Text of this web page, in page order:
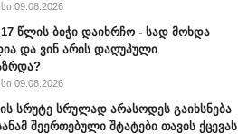
09.08.2026
17 წლის ბიჭი დაიხრჩო - სად მოხდა
და ვინ არის დაღუპული
09.08.2026
სრუტე სრულად არასოდეს გაიხსნება
შეერთებული შტატები თავის ქცევას